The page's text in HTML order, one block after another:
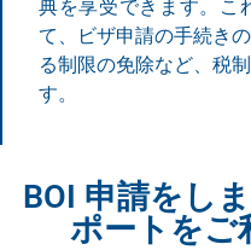
典を享受できます。こ
て、ビザ申請の手続き
る制限の免除など、税
す。
BOI 申請をし
ポートをご